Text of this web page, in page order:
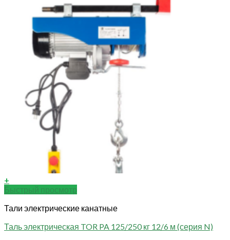
+
Быстрый просмотр
Тали электрические канатные
Таль электрическая TOR PA 125/250 кг 12/6 м (серия N)